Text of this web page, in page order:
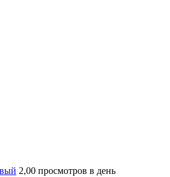
2,00 просмотров в день